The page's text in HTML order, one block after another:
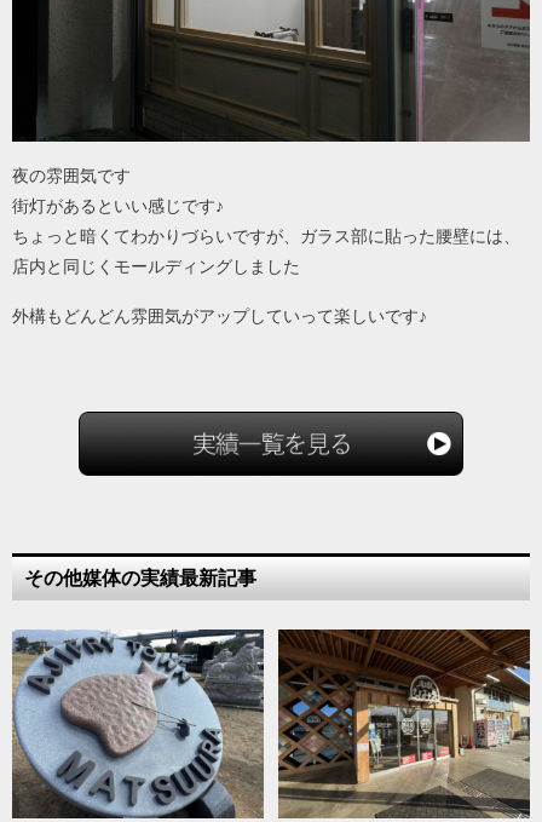
夜の雰囲気です
街灯があるといい感じです♪
ちょっと暗くてわかりづらいですが、ガラス部に貼った腰壁には、
店内と同じくモールディングしました
外構もどんどん雰囲気がアップしていって楽しいです♪
その他媒体の実績最新記事